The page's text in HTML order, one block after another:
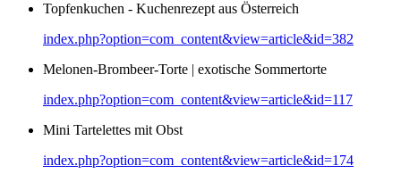
Topfenkuchen - Kuchenrezept aus Österreich
index.php?option=com_content&view=article&id=382
Melonen-Brombeer-Torte | exotische Sommertorte
index.php?option=com_content&view=article&id=117
Mini Tartelettes mit Obst
index.php?option=com_content&view=article&id=174